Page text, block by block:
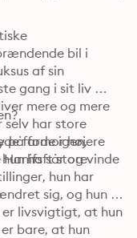
bil i
af sin
gang i sit liv
mere og mere
har store
på fode igen,
Hanifs sår og vinde
farmor højere
hun haft store
hun har
sig, og hun
livsvigtigt, at hun
bare, at hun